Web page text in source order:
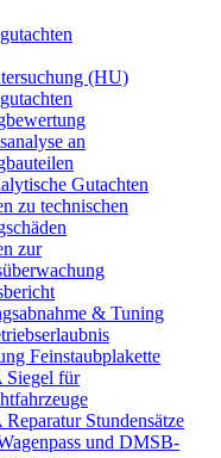
(HU)
an
Gutachten
zu technischen
zur
& Tuning
Feinstaubplakette
für
Stundensätze
und DMSB-